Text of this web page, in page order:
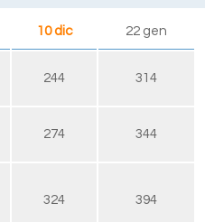
10 dic 22 gen
244 314
274 344
324 394